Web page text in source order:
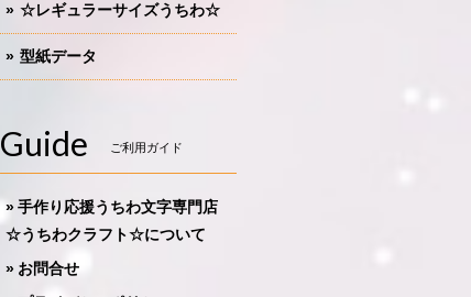
☆レギュラーサイズうちわ☆
型紙データ
Guide ご利用ガイド
手作り応援うちわ文字専門店
☆うちわクラフト☆について
お問合せ